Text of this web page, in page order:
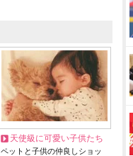
天使級に可愛い子供たち
ペットと子供の仲良しショッ